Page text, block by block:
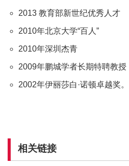
2013 教育部新世纪优秀人才
2010年北京大学“百人”
2010年深圳杰青
2009年鹏城学者长期特聘教授
2002年伊丽莎白·诺顿卓越奖。
相关链接